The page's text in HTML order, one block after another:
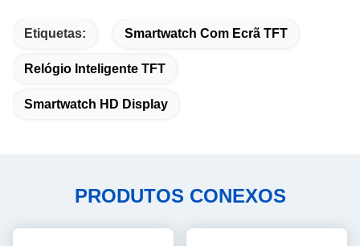
Etiquetas: Smartwatch Com Ecrã TFT
Relógio Inteligente TFT
Smartwatch HD Display
PRODUTOS CONEXOS